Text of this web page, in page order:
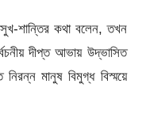
শান্তির কথা বলেন, তখন
দীপ্ত আভায় উদ্ভাসিত
মানুষ বিমুগ্ধ বিস্ময়ে